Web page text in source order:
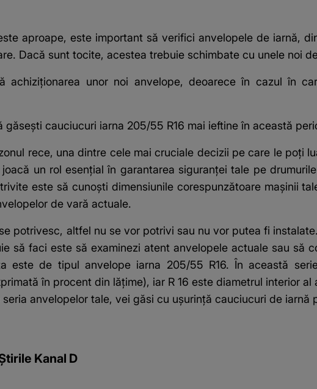
aproape, este important să verifici anvelopele de iarnă,
Dacă sunt tocite, acestea trebuie schimbate cu unele noi
achiziționarea unor noi anvelope, deoarece în cazul în
găsești cauciucuri iarna 205/55 R16 mai ieftine în această
rece, una dintre cele mai cruciale decizii pe care le poți
un rol esențial în garantarea siguranței tale pe
este să cunoști dimensiunile corespunzătoare mașinii
de vară actuale.
potrivesc, altfel nu se vor potrivi sau nu vor putea fi
să faci este să examinezi atent anvelopele actuale sau să
este de tipul anvelope iarna 205/55 R16. În această
în procent din lățime), iar R 16 este diametrul interior al
anvelopelor tale, vei găsi cu ușurință cauciucuri de iarnă
Kanal D